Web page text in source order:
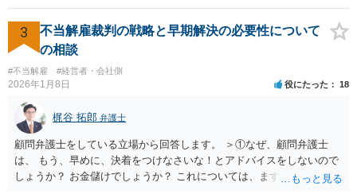
相応に高い能力を求められているため能力不足か否かの判断が給与の
低い新卒の社員と比較すると厳格に判断される結果、解雇の有効性の
判断が比較的甘くなるという可能性はあると考えます。 もっとも、高
度人材の中途社員の場合でもやはり解雇のハードルは相応に高いもの
となります。 今回のようなリスクを避ける観点からは、会社側として
無期雇用契約ではなく有期雇用契約で募集する、試用期間付を設け
る、業務委託契約を検討するという方法もあり得るかと存じます。
（※業務委託契約を検討される場合は、運用面によっては実質的に雇
用契約関係であると判断されるリスクもありますので顧問弁護士の先
生にもご相談の上慎重にご判断ください。）
れを経営者自身が問題と感じていないのであれば、また、こちらにお
書きのような経営者のマインドからすれば、弁護士のせいではなく、
根本的には弁護士選び含めて経営者の判断であり、責任ではないかと
思います。実際、事件の見込みが芳しくないことやリスクをいくらお
伝えしても考えを変えていただけない経営者や依頼者はいますし、代
理人として説明説得を尽くしてもあくまで決めるのは依頼者ですか
ら、事件がうまくいかないことの責任は弁護士にあるわけではない、
ということも多いと思います。そのような場合、仕事をしていて心地
の良いものではないので自ら辞任を検討することもありますが、最終
的にはお分かりいただけるだろうと考えて続けることもあります。 ご
相談者さんが、今の弁護士さんの対応や方針に疑問を持ち、それによ
り経営者の考えが歪められ、このままでは会社がたち行かなくなると
3
不当解雇裁判の戦略と早期解決の必要性について
の相談
#不当解雇 #経営者・会社側
2026年1月8日 役にたった 18
梶谷 拓郎 弁護士
顧問弁護士をしている立場から回答します。 ＞①なぜ、顧問弁護士
は、 もう、早めに、決着をつけなさいな！とアドバイスをしないので
しょうか？ お金儲けでしょうか？ これについては、まず基本的に顧問